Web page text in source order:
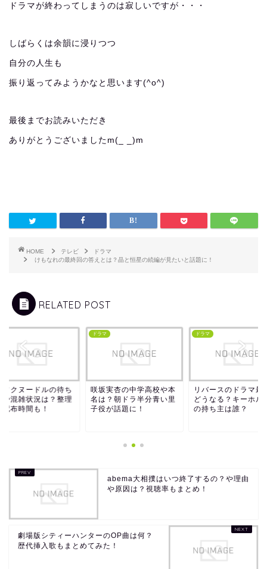
ドラマが終わってしまうのは寂しいですが・・・
しばらくは余韻に浸りつつ
自分の人生も
振り返ってみようかなと思います(^o^)
最後までお読みいただき
ありがとうございましたm(_ _)m
HOME テレビ
ドラマ
けもなれの最終回の答えとは？晶と恒星の続編が見たいと話題に！
RELATED POST
フクヌードルの待ち
や混雑状況は？整理
配布時間も！
ドラマ
咲坂実杏の中学高校や本
名は？朝ドラ半分青い里
子役が話題に！
ドラマ
リバースのドラマ最
どうなる？キーホル
の持ち主は誰？
abema大相撲はいつ終了するの？や理由
や原因は？視聴率もまとめ！
劇場版シティーハンターのOP曲は何？
歴代挿入歌もまとめてみた！